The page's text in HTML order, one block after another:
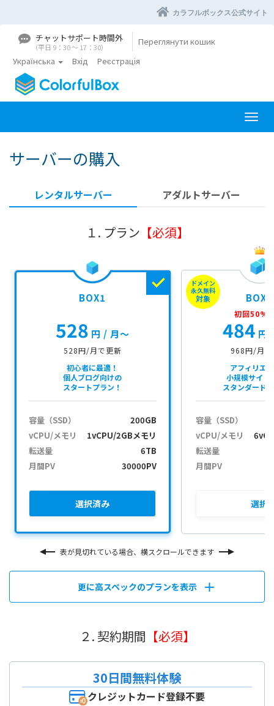
カラフルボックス公式サイト
チャットサポート時間外
（平日 9：30 〜 17：30）
Переглянути кошик
Українська
Вхід Реєстрація
П
е
и
н
а
в
і
г
а
ц
і
ю
サーバーの購入
レンタルサーバー アダルトサーバー
１. プラン 【必須】
BOX1
528 円 / 月〜
528円/月で更新
初心者に最適！
個人ブログ向けの
スタートプラン！
容量（SSD）
200GB
vCPU/メモリ
1vCPU/2GBメモリ
転送量
6TB
月間PV
30000PV
選択済み
ドメイン
永久無料
対象 BOX2
初回
484 円
968円/月で
アフィリエ
小規模サイト
スタンダード
容量（SSD）
vCPU/メモリ
転送量
月間PV
選択
表が見切れている場合、横スクロールできます
更に高スペックのプランを表示
２. 契約期間 【必須】
30日間無料体験
クレジットカード登録不要